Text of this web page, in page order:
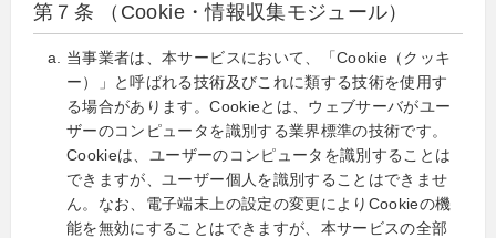
第７条 （Cookie・情報収集モジュール）
当事業者は、本サービスにおいて、「Cookie（クッキ
ー）」と呼ばれる技術及びこれに類する技術を使用す
る場合があります。Cookieとは、ウェブサーバがユー
ザーのコンピュータを識別する業界標準の技術です。
Cookieは、ユーザーのコンピュータを識別することは
できますが、ユーザー個人を識別することはできませ
ん。なお、電子端末上の設定の変更によりCookieの機
能を無効にすることはできますが、本サービスの全部